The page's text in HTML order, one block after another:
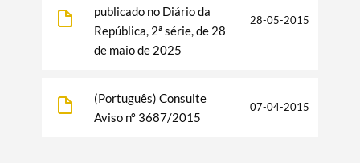
publicado no Diário da
República, 2ª série, de 28
de maio de 2025
28-05-2015
(Português) Consulte
Aviso nº 3687/2015
07-04-2015